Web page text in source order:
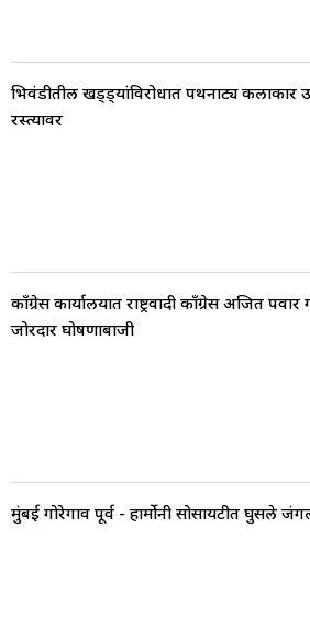
भिवंडीतील खड्ड्यांविरोधात पथनाट्य कलाकार
रस्त्यावर
काँग्रेस कार्यालयात राष्ट्रवादी काँग्रेस अजित पवार
जोरदार घोषणाबाजी
मुंबई गोरेगाव पूर्व - हार्मोनी सोसायटीत घुसले